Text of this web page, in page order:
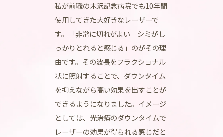
私が前職の木沢記念病院でも10年間
使用してきた大好きなレーザーで
す。「非常に切れがよい＝シミがし
っかりとれると感じる」のがその理
由です。その波長をフラクショナル
状に照射することで、ダウンタイム
を抑えながら高い効果を出すことが
できるようになりました。イメージ
としては、光治療のダウンタイムで
レーザーの効果が得られる感じだと